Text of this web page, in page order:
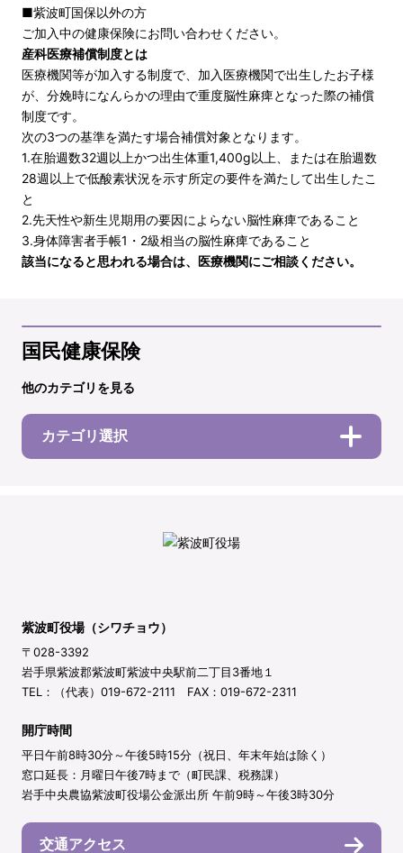
■紫波町国保以外の方
ご加入中の健康保険にお問い合わせください。
産科医療補償制度とは
医療機関等が加入する制度で、加入医療機関で出生したお子様
が、分娩時になんらかの理由で重度脳性麻痺となった際の補償
制度です。
次の3つの基準を満たす場合補償対象となります。
1.在胎週数32週以上かつ出生体重1,400g以上、または在胎週数
28週以上で低酸素状況を示す所定の要件を満たして出生したこ
と
2.先天性や新生児期用の要因によらない脳性麻痺であること
3.身体障害者手帳1・2級相当の脳性麻痺であること
該当になると思われる場合は、医療機関にご相談ください。
国民健康保険
他のカテゴリを見る
カテゴリ選択
紫波町役場（シワチョウ）
〒028-3392
岩手県紫波郡紫波町紫波中央駅前二丁目3番地１
TEL：（代表）019-672-2111 FAX：019-672-2311
開庁時間
平日午前8時30分～午後5時15分（祝日、年末年始は除く）
窓口延長：月曜日午後7時まで（町民課、税務課）
岩手中央農協紫波町役場公金派出所 午前9時～午後3時30分
交通アクセス